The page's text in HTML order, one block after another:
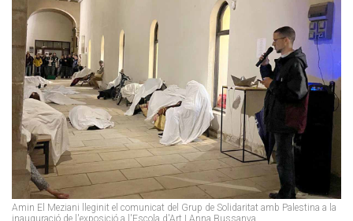
Amin El Meziani lleginit el comunicat del Grup de Solidaritat amb Palestina a la